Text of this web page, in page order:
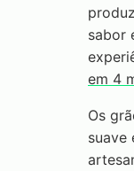
sabor
em 4
Os
suave